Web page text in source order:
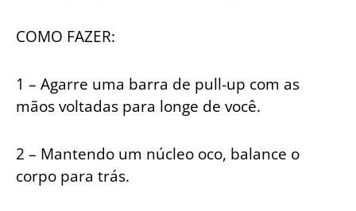
COMO FAZER:
1 – Agarre uma barra de pull-up com as
mãos voltadas para longe de você.
2 – Mantendo um núcleo oco, balance o
corpo para trás.